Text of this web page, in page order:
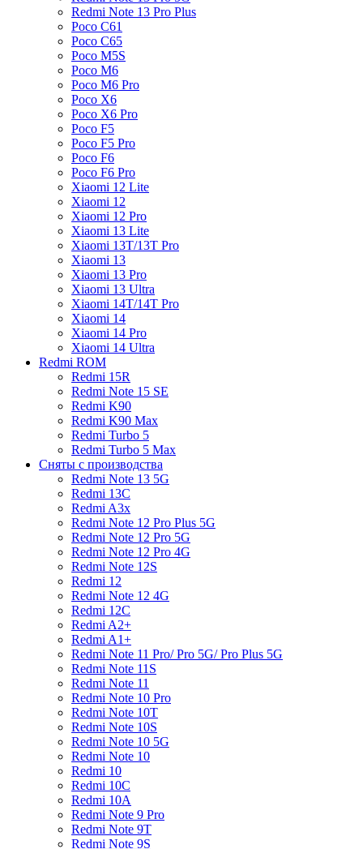
Redmi Note 13 Pro Plus
Poco C61
Poco C65
Poco M5S
Poco M6
Poco M6 Pro
Poco X6
Poco X6 Pro
Poco F5
Poco F5 Pro
Poco F6
Poco F6 Pro
Xiaomi 12 Lite
Xiaomi 12
Xiaomi 12 Pro
Xiaomi 13 Lite
Xiaomi 13T/13T Pro
Xiaomi 13
Xiaomi 13 Pro
Xiaomi 13 Ultra
Xiaomi 14T/14T Pro
Xiaomi 14
Xiaomi 14 Pro
Xiaomi 14 Ultra
Redmi ROM
Redmi 15R
Redmi Note 15 SE
Redmi K90
Redmi K90 Max
Redmi Turbo 5
Redmi Turbo 5 Max
Сняты с производства
Redmi Note 13 5G
Redmi 13C
Redmi A3x
Redmi Note 12 Pro Plus 5G
Redmi Note 12 Pro 5G
Redmi Note 12 Pro 4G
Redmi Note 12S
Redmi 12
Redmi Note 12 4G
Redmi 12C
Redmi A2+
Redmi A1+
Redmi Note 11 Pro/ Pro 5G/ Pro Plus 5G
Redmi Note 11S
Redmi Note 11
Redmi Note 10 Pro
Redmi Note 10T
Redmi Note 10S
Redmi Note 10 5G
Redmi Note 10
Redmi 10
Redmi 10C
Redmi 10A
Redmi Note 9 Pro
Redmi Note 9T
Redmi Note 9S